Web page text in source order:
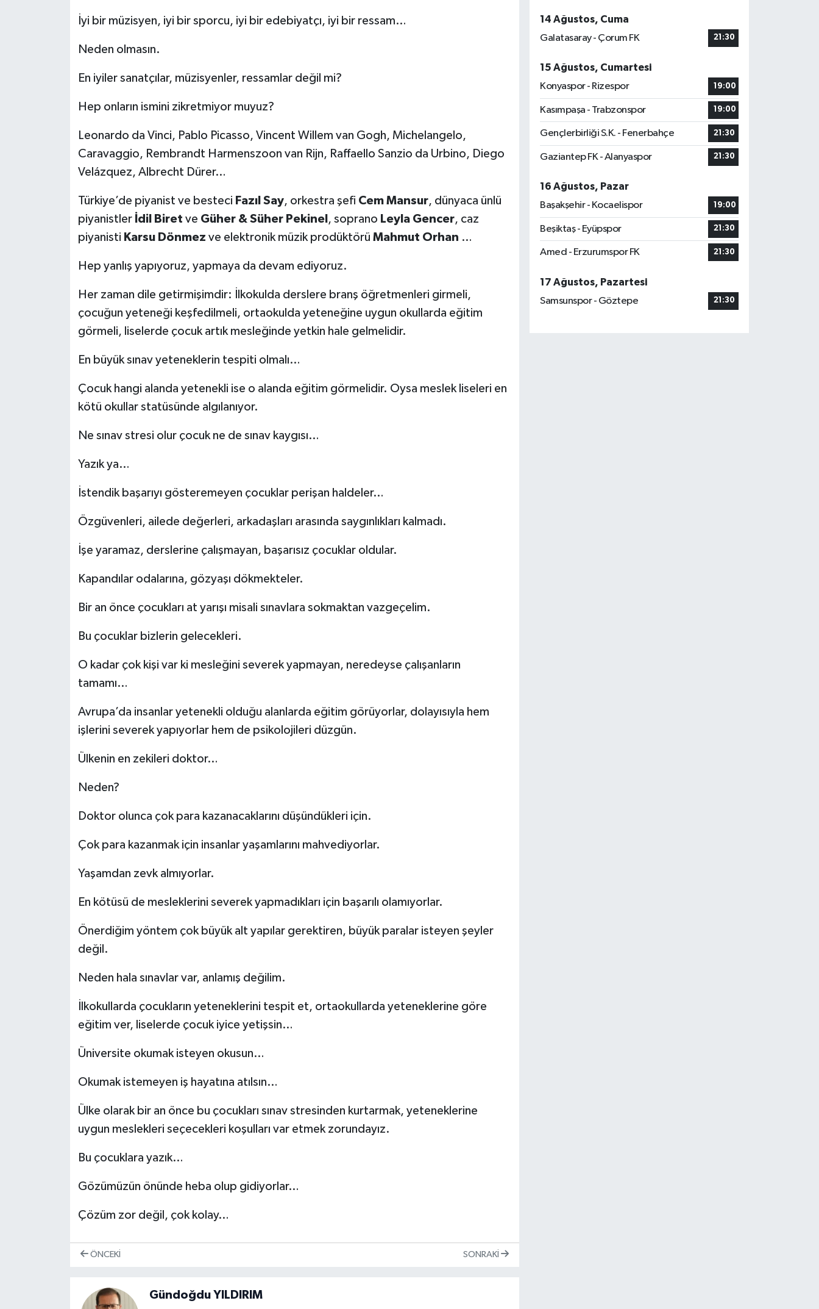
İyi bir müzisyen, iyi bir sporcu, iyi bir edebiyatçı, iyi bir ressam…
Neden olmasın.
En iyiler sanatçılar, müzisyenler, ressamlar değil mi?
Hep onların ismini zikretmiyor muyuz?
Leonardo da Vinci, Pablo Picasso, Vincent Willem van Gogh, Michelangelo,
Caravaggio, Rembrandt Harmenszoon van Rijn, Raffaello Sanzio da Urbino, Diego
Velázquez, Albrecht Dürer…
Türkiye’de piyanist ve besteci Fazıl Say, orkestra şefi Cem Mansur, dünyaca ünlü
piyanistler İdil Biret ve Güher & Süher Pekinel , soprano Leyla Gencer, caz
piyanisti Karsu Dönmez ve elektronik müzik prodüktörü Mahmut Orhan …
Hep yanlış yapıyoruz, yapmaya da devam ediyoruz.
Her zaman dile getirmişimdir: İlkokulda derslere branş öğretmenleri girmeli,
çocuğun yeteneği keşfedilmeli, ortaokulda yeteneğine uygun okullarda eğitim
görmeli, liselerde çocuk artık mesleğinde yetkin hale gelmelidir.
En büyük sınav yeteneklerin tespiti olmalı…
Çocuk hangi alanda yetenekli ise o alanda eğitim görmelidir. Oysa meslek liseleri en
kötü okullar statüsünde algılanıyor.
Ne sınav stresi olur çocuk ne de sınav kaygısı…
Yazık ya…
İstendik başarıyı gösteremeyen çocuklar perişan haldeler…
Özgüvenleri, ailede değerleri, arkadaşları arasında saygınlıkları kalmadı.
İşe yaramaz, derslerine çalışmayan, başarısız çocuklar oldular.
Kapandılar odalarına, gözyaşı dökmekteler.
Bir an önce çocukları at yarışı misali sınavlara sokmaktan vazgeçelim.
Bu çocuklar bizlerin gelecekleri.
O kadar çok kişi var ki mesleğini severek yapmayan, neredeyse çalışanların
tamamı…
Avrupa’da insanlar yetenekli olduğu alanlarda eğitim görüyorlar, dolayısıyla hem
işlerini severek yapıyorlar hem de psikolojileri düzgün.
Ülkenin en zekileri doktor…
Neden?
Doktor olunca çok para kazanacaklarını düşündükleri için.
Çok para kazanmak için insanlar yaşamlarını mahvediyorlar.
Yaşamdan zevk almıyorlar.
En kötüsü de mesleklerini severek yapmadıkları için başarılı olamıyorlar.
Önerdiğim yöntem çok büyük alt yapılar gerektiren, büyük paralar isteyen şeyler
değil.
Neden hala sınavlar var, anlamış değilim.
İlkokullarda çocukların yeteneklerini tespit et, ortaokullarda yeteneklerine göre
eğitim ver, liselerde çocuk iyice yetişsin…
Üniversite okumak isteyen okusun…
Okumak istemeyen iş hayatına atılsın…
Ülke olarak bir an önce bu çocukları sınav stresinden kurtarmak, yeteneklerine
uygun meslekleri seçecekleri koşulları var etmek zorundayız.
Bu çocuklara yazık…
Gözümüzün önünde heba olup gidiyorlar…
Çözüm zor değil, çok kolay…
ÖNCEKI SONRAKI
Gündoğdu YILDIRIM
14 Ağustos, Cuma
Galatasaray - Çorum FK
21:30
15 Ağustos, Cumartesi
Konyaspor - Rizespor
19:00
Kasımpaşa - Trabzonspor 19:00
Gençlerbirliği S.K. - Fenerbahçe 21:30
Gaziantep FK - Alanyaspor 21:30
16 Ağustos, Pazar
Başakşehir - Kocaelispor
19:00
Beşiktaş - Eyüpspor 21:30
Amed - Erzurumspor FK 21:30
17 Ağustos, Pazartesi
Samsunspor - Göztepe
21:30